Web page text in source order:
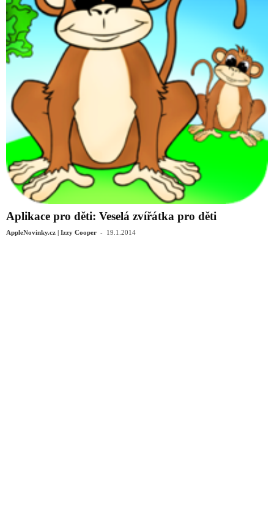
Aplikace pro děti: Veselá zvířátka pro děti
AppleNovinky.cz | Izzy Cooper - 19.1.2014